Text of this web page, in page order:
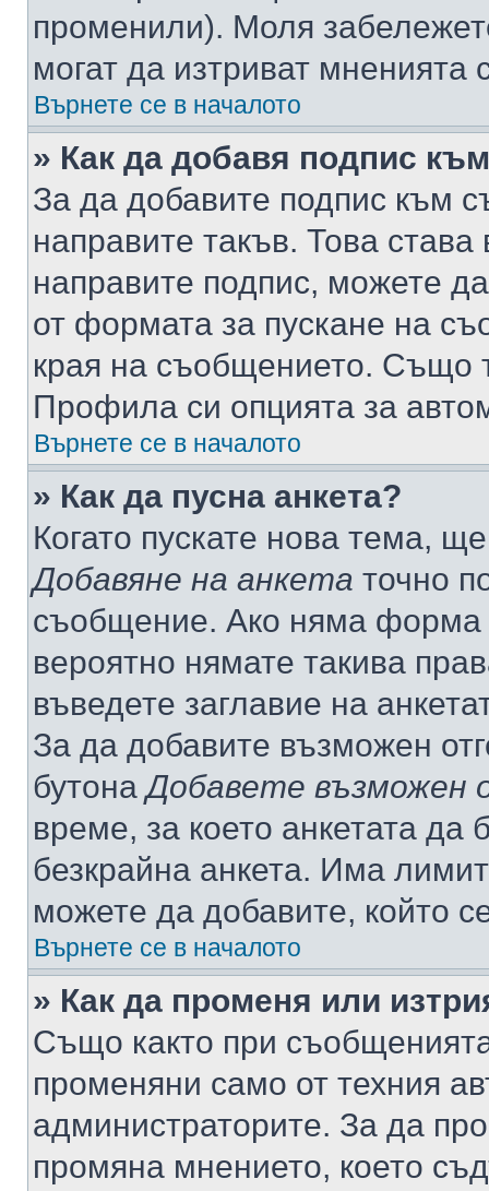
променили). Моля
могат да изтриват мненията
Върнете се в началото
» Как да добавя подпис
За да добавите подпис към
направите такъв. Това
направите подпис, можете
от формата за пускане на
края на съобщението. Също
Профила си опцията за
Върнете се в началото
» Как да пусна анкета?
Когато пускате нова тема,
Добавяне на анкета точно
съобщение. Ако няма форма
вероятно нямате такива
въведете заглавие на
За да добавите възможен
бутонаДобавете възможен
време, за което анкетата да
безкрайна анкета. Има
можете да добавите, който
Върнете се в началото
» Как да променя или
Също както при
променяни само от техния
администраторите. За да
промяна мнението, което